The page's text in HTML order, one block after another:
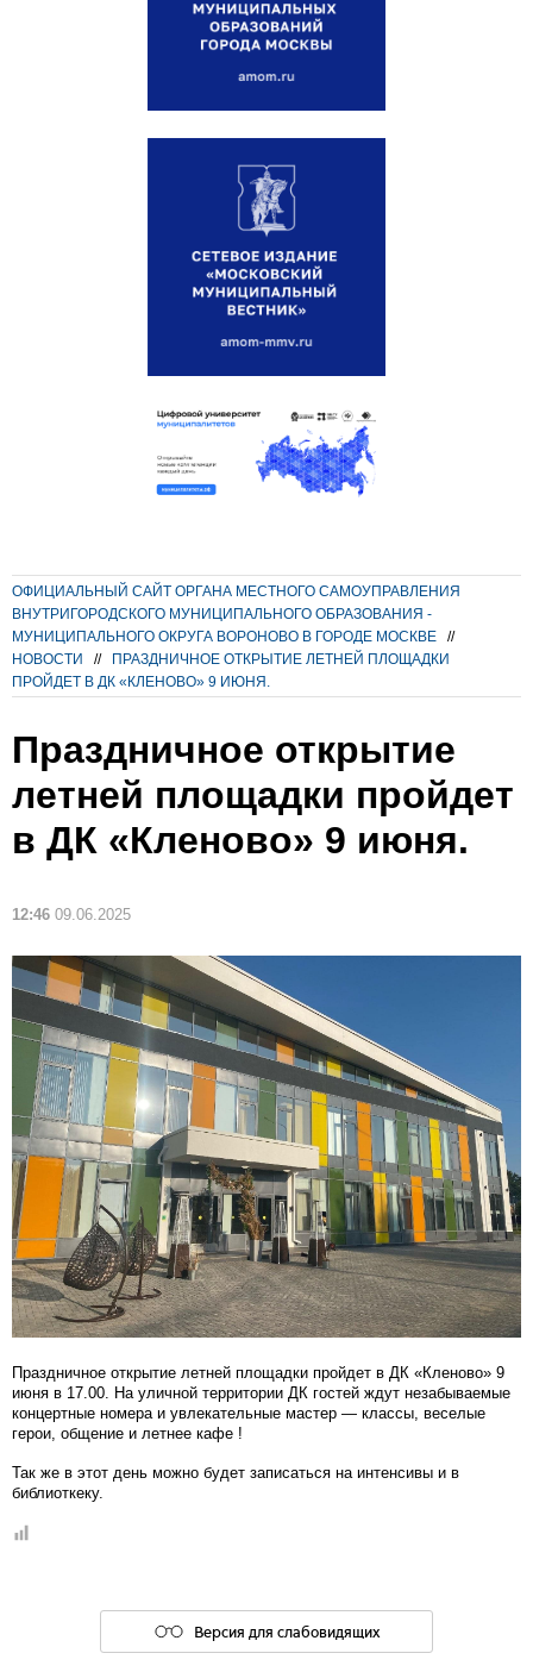
ОФИЦИАЛЬНЫЙ САЙТ ОРГАНА МЕСТНОГО САМОУПРАВЛЕНИЯ
ВНУТРИГОРОДСКОГО МУНИЦИПАЛЬНОГО ОБРАЗОВАНИЯ -
МУНИЦИПАЛЬНОГО ОКРУГА ВОРОНОВО В ГОРОДЕ МОСКВЕ
//
НОВОСТИ
//
ПРАЗДНИЧНОЕ ОТКРЫТИЕ ЛЕТНЕЙ ПЛОЩАДКИ
ПРОЙДЕТ В ДК «КЛЕНОВО» 9 ИЮНЯ.
Праздничное открытие
летней площадки пройдет
в ДК «Кленово» 9 июня.
12:46 09.06.2025
Праздничное открытие летней площадки пройдет в ДК «Кленово» 9
июня в 17.00. На уличной территории ДК гостей ждут незабываемые
концертные номера и увлекательные мастер — классы, веселые
герои, общение и летнее кафе !
Так же в этот день можно будет записаться на интенсивы и в
библиоткеку.
Версия для слабовидящих